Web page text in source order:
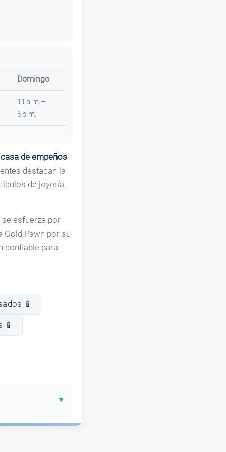
Domingo
11 a.m.–
6 p.m.
casa de empeños
destacan la
de joyería,
esfuerza por
Pawn por su
confiable para
📱